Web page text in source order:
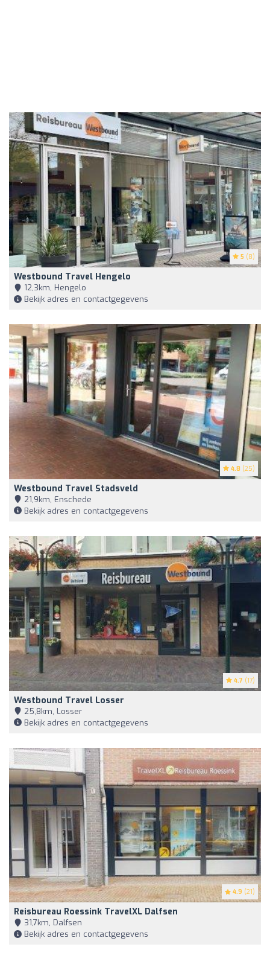
5 (8)
Westbound Travel Hengelo
12,3km, Hengelo
Bekijk adres en contactgegevens
4.8 (25)
Westbound Travel Stadsveld
21,9km, Enschede
Bekijk adres en contactgegevens
4.7 (17)
Westbound Travel Losser
25,8km, Losser
Bekijk adres en contactgegevens
4.9 (21)
Reisbureau Roessink TravelXL Dalfsen
31,7km, Dalfsen
Bekijk adres en contactgegevens